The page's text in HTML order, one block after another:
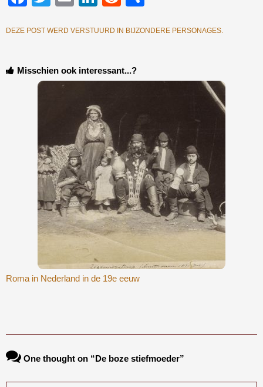
DEZE POST WERD VERSTUURD IN BIJZONDERE PERSONAGES.
Misschien ook interessant...?
Roma in Nederland in de 19e eeuw
Bericht navigatie
One thought on “De boze stiefmoeder”